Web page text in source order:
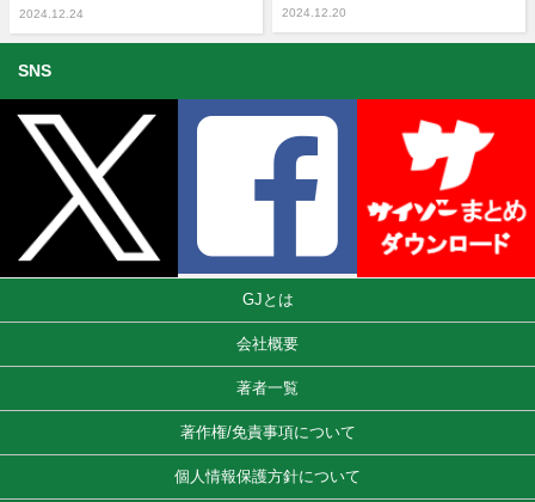
2024.12.24 2024.12.20
SNS
GJとは
会社概要
著者一覧
著作権/免責事項について
個人情報保護方針について